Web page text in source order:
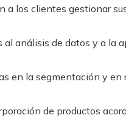
a los clientes gestionar
análisis de datos y a la
en la segmentación y en
de productos